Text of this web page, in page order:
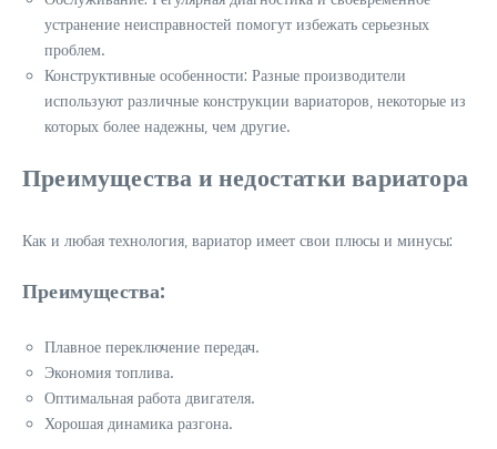
устранение неисправностей помогут избежать серьезных
проблем.
Конструктивные особенности: Разные производители
используют различные конструкции вариаторов‚ некоторые из
которых более надежны‚ чем другие.
Преимущества и недостатки вариатора
Как и любая технология‚ вариатор имеет свои плюсы и минусы:
Преимущества:
Плавное переключение передач.
Экономия топлива.
Оптимальная работа двигателя.
Хорошая динамика разгона.